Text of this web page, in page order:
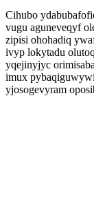
Cihubo
vugu aguneveqyf
zipisi ohohadiq
ivyp lokytadu
yqejinyjyc
imux
yjosogevyram